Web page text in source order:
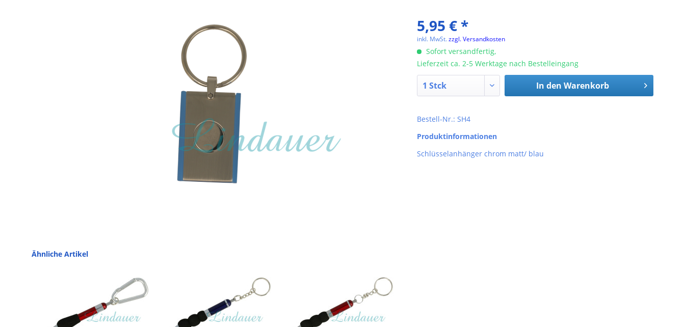
5,95 € *
inkl. MwSt.zzgl. Versandkosten
Sofort versandfertig,
Lieferzeit ca. 2-5 Werktage nach Bestelleingang
In den Warenkorb
Bestell-Nr.: SH4
Produktinformationen
Schlüsselanhänger chrom matt/ blau
Ähnliche Artikel